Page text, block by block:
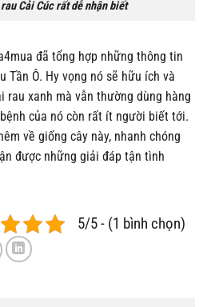
Cải Cúc rất dễ nhận biết
đã tổng hợp những thông tin
Tần Ô. Hy vọng nó sẽ hữu ích và
rau xanh mà vẫn thường dùng hàng
của nó còn rất ít người biết tới.
về giống cây này, nhanh chóng
được những giải đáp tận tình
5/5 - (1 bình chọn)